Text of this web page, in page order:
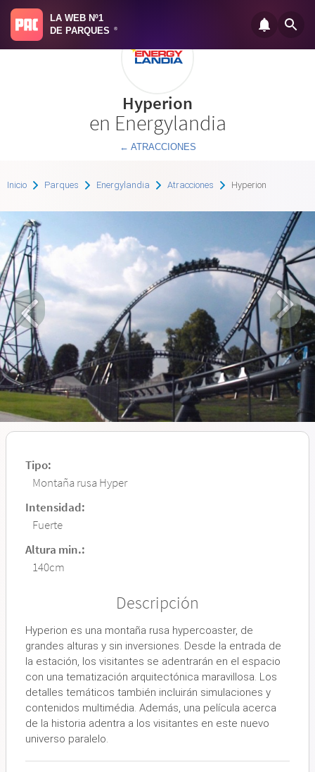
LA WEB Nº1
DE PARQUES
®
Hyperion
en Energylandia
← ATRACCIONES
Inicio Parques Energylandia Atracciones Hyperion
Tipo:
Montaña rusa Hyper
Intensidad:
Fuerte
Altura min.:
140cm
Descripción
Hyperion es una montaña rusa hypercoaster, de
grandes alturas y sin inversiones. Desde la entrada de
la estación, los visitantes se adentrarán en el espacio
con una tematización arquitectónica maravillosa. Los
detalles temáticos también incluirán simulaciones y
contenidos multimédia. Además, una película acerca
de la historia adentra a los visitantes en este nuevo
universo paralelo.